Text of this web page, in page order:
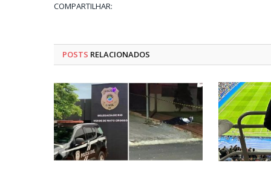
COMPARTILHAR:
POSTS RELACIONADOS